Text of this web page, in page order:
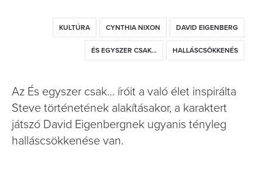
KULTÚRA CYNTHIA NIXON DAVID EIGENBERG
ÉS EGYSZER CSAK... HALLÁSCSÖKKENÉS
Az És egyszer csak… íróit a való élet inspirálta
Steve történetének alakításakor, a karaktert
játszó David Eigenbergnek ugyanis tényleg
halláscsökkenése van.